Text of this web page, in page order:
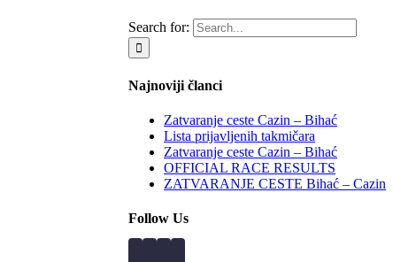
Search for:
Najnoviji članci
Zatvaranje ceste Cazin – Bihać
Lista prijavljenih takmičara
Zatvaranje ceste Cazin – Bihać
OFFICIAL RACE RESULTS
ZATVARANJE CESTE Bihać – Cazin
Follow Us